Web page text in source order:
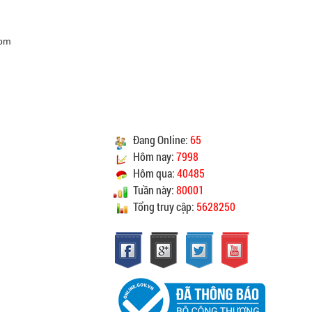
đúng tiêu chuẩn chất lượng của nhà sản xuất.
mặt quý khách thực hiện chế độ bảo hành sản
xuất hoặc nhà nhập khẩu nếu sản phẩm bị lỗi
nhưng vẫn còn trong thời hạn bảo hành.
Đang Online:65
Hôm nay:7998
Hôm qua:40485
Tuần này:80001
Tổng truy cập: 5628250